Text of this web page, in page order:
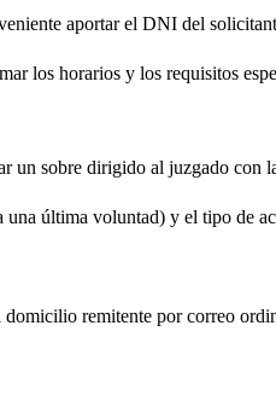
aportar el DNI del
los horarios y los requisitos
un sobre dirigido al juzgado con
última voluntad) y el tipo de
remitente por correo